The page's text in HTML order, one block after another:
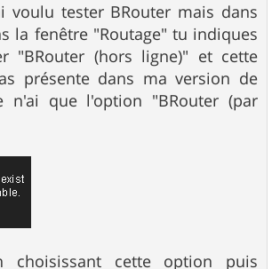
voulu tester BRouter mais dans
la fenêtre "Routage" tu indiques
"BRouter (hors ligne)" et cette
présente dans ma version de
n'ai que l'option "BRouter (par
choisissant cette option puis